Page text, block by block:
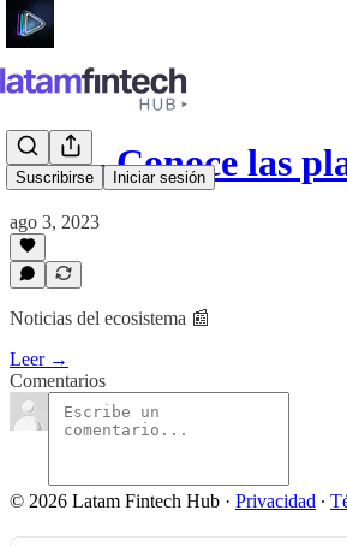
Suscribirse Iniciar sesión
#112 - Conoce las
ago 3, 2023
Noticias del ecosistema 📰
Leer →
Comentarios
© 2026 Latam Fintech Hub · Privacidad ∙